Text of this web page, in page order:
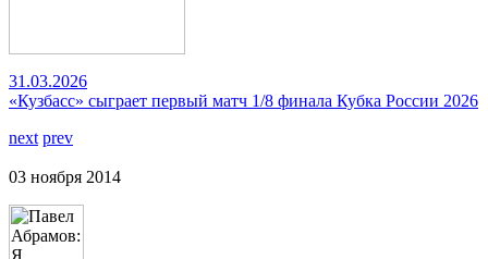
31.03.2026
«Кузбасс» сыграет первый матч 1/8 финала Кубка России 2026
next prev
03 ноября 2014